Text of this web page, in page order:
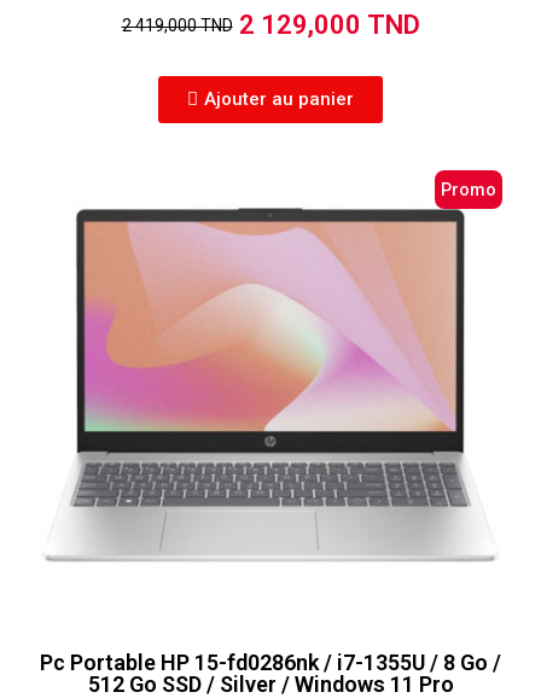
2 419,000 TND 2 129,000 TND
Ajouter au panier
Promo
Pc Portable HP 15-fd0286nk / i7-1355U / 8 Go /
512 Go SSD / Silver / Windows 11 Pro